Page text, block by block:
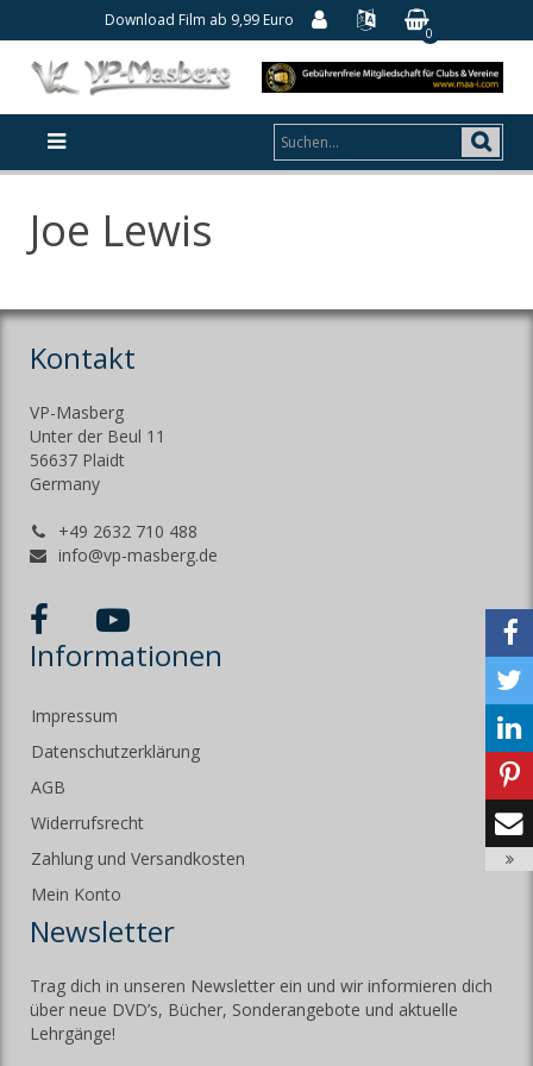
Download Film ab 9,99 Euro
0
Joe Lewis
Kontakt
VP-Masberg
Unter der Beul 11
56637 Plaidt
Germany
+49 2632 710 488
info@vp-masberg.de
Informationen
Impressum
Datenschutzerklärung
AGB
Widerrufsrecht
Zahlung und Versandkosten
Mein Konto
Newsletter
Trag dich in unseren Newsletter ein und wir informieren dich
über neue DVD’s, Bücher, Sonderangebote und aktuelle
Lehrgänge!